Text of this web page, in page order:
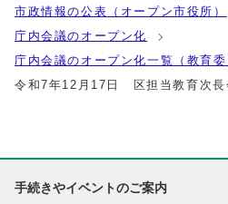
市政情報の公表（オープン市役所）
庁内会議のオープン化
庁内会議のオープン化一覧（教育委
令和7年12月17日 区担当教育次
手続きやイベントのご案内